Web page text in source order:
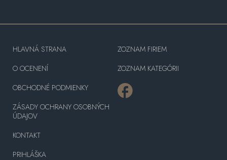
HLAVNÁ STRANA
O OCENENÍ
OBCHODNÉ PODMIENKY
ZÁSADY OCHRANY OSOBNÝCH
ÚDAJOV
KONTAKT
PRIHLÁŠKA
ZOZNAM FIRIEM
ZOZNAM KATEGÓRII